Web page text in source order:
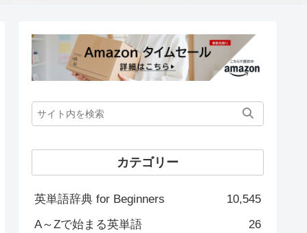
カテゴリー
英単語辞典 for Beginners
10,545
A～Zで始まる英単語
26